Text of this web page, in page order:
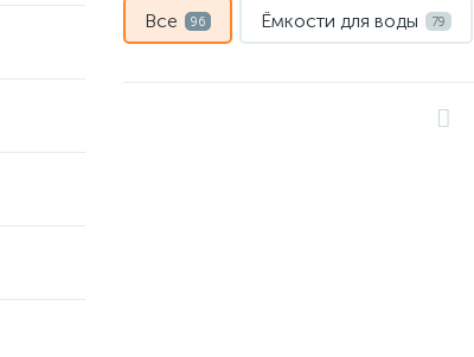
Все 96 Ёмкости для воды 79